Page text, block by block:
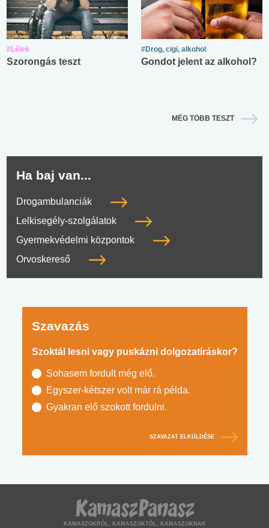
#Lélek
Szorongás teszt
#Drog, cigi, alkohol
Gondot jelent az alkohol?
MÉG TÖBB TESZT
Ha baj van...
Drogambulanciák
Lelkisegély-szolgálatok
Gyermekvédelmi központok
Orvoskereső
Szavazás
Szoktál lesni vagy puskázni dolgozatíráskor?
Sohasem fordult még elő.
Egyszer-kétszer volt már rá példa.
Gyakran elő szokott fordulni.
SZAVAZAT ELKÜLDÉSE
KAMASZOKRÓL, KAMASZOKTÓL, KAMASZOKNAK